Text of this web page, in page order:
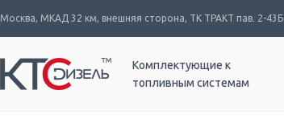
Москва, МКАД 32 км, внешняя сторона, ТК ТРАКТ пав. 2-43Б
Комплектующие к
топливным системам